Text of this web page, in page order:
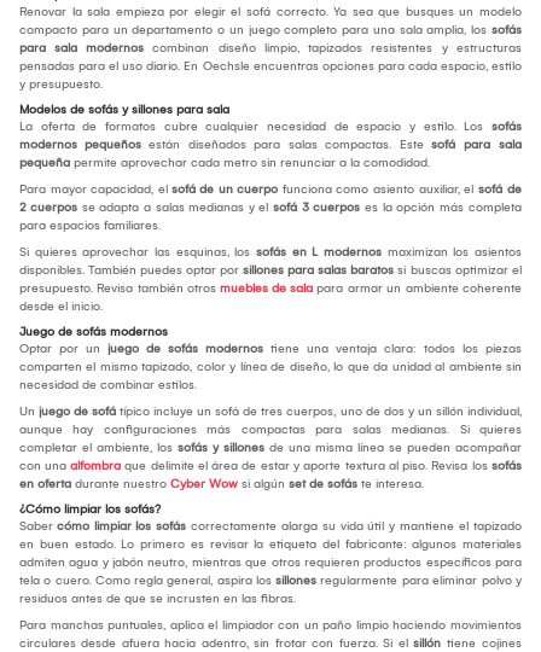
Renovar la sala empieza por elegir el sofá correcto. Ya sea que busques un modelo
compacto para un departamento o un juego completo para una sala amplia, los sofás
para sala modernos combinan diseño limpio, tapizados resistentes y estructuras
pensadas para el uso diario. En Oechsle encuentras opciones para cada espacio, estilo
y presupuesto.
Modelos de sofás y sillones para sala
La oferta de formatos cubre cualquier necesidad de espacio y estilo. Los sofás
modernos pequeños están diseñados para salas compactas. Este sofá para sala
pequeña permite aprovechar cada metro sin renunciar a la comodidad.
Para mayor capacidad, el sofá de un cuerpo funciona como asiento auxiliar, el sofá de
2 cuerpos se adapta a salas medianas y el sofá 3 cuerpos es la opción más completa
para espacios familiares.
Si quieres aprovechar las esquinas, los sofás en L modernos maximizan los asientos
disponibles. También puedes optar por sillones para salas baratos si buscas optimizar el
presupuesto. Revisa también otros muebles de sala para armar un ambiente coherente
desde el inicio.
Juego de sofás modernos
Optar por un juego de sofás modernos tiene una ventaja clara: todos los piezas
comparten el mismo tapizado, color y línea de diseño, lo que da unidad al ambiente sin
necesidad de combinar estilos.
Un juego de sofá típico incluye un sofá de tres cuerpos, uno de dos y un sillón individual,
aunque hay configuraciones más compactas para salas medianas. Si quieres
completar el ambiente, los sofás y sillones de una misma línea se pueden acompañar
con una alfombra que delimite el área de estar y aporte textura al piso. Revisa los sofás
en oferta durante nuestro Cyber Wow si algún set de sofás te interesa.
¿Cómo limpiar los sofás?
Saber cómo limpiar los sofás correctamente alarga su vida útil y mantiene el tapizado
en buen estado. Lo primero es revisar la etiqueta del fabricante: algunos materiales
admiten agua y jabón neutro, mientras que otros requieren productos específicos para
tela o cuero. Como regla general, aspira los sillones regularmente para eliminar polvo y
residuos antes de que se incrusten en las fibras.
Para manchas puntuales, aplica el limpiador con un paño limpio haciendo movimientos
circulares desde afuera hacia adentro, sin frotar con fuerza. Si el sillón tiene cojines